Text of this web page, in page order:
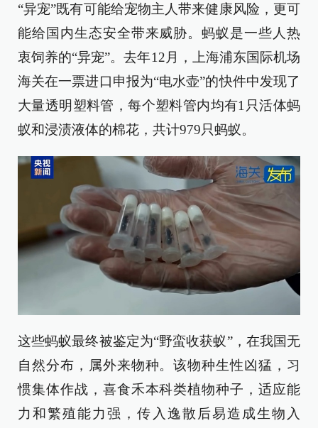
“异宠”既有可能给宠物主人带来健康风险，更可
能给国内生态安全带来威胁。蚂蚁是一些人热
衷饲养的“异宠”。去年12月，上海浦东国际机场
海关在一票进口申报为“电水壶”的快件中发现了
大量透明塑料管，每个塑料管内均有1只活体蚂
蚁和浸渍液体的棉花，共计979只蚂蚁。
这些蚂蚁最终被鉴定为“野蛮收获蚁”，在我国无
自然分布，属外来物种。该物种生性凶猛，习
惯集体作战，喜食禾本科类植物种子，适应能
力和繁殖能力强，传入逸散后易造成生物入